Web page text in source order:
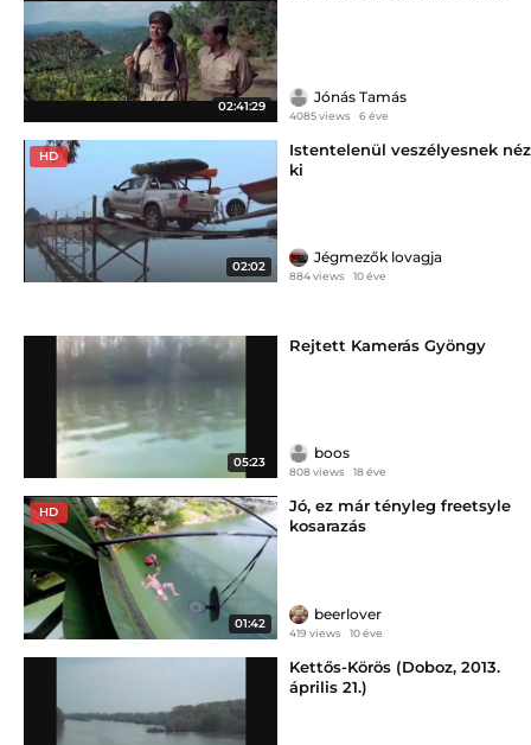
02:41:29
Jónás Tamás
4085 views 6 éve
HD
02:02
Istentelenül veszélyesnek néz
ki
Jégmezők lovagja
884 views 10 éve
05:23
Rejtett Kamerás Gyöngy
boos
808 views 18 éve
HD
01:42
Jó, ez már tényleg freetsyle
kosarazás
beerlover
419 views 10 éve
Kettős-Körös (Doboz, 2013.
április 21.)